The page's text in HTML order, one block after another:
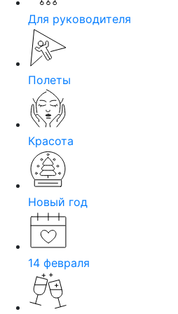
Для руководителя
Полеты
Красота
Новый год
14 февраля